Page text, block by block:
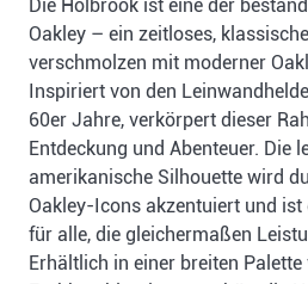
Die Holbrook ist eine der
Oakley – ein zeitloses,
verschmolzen mit moderner
Inspiriert von den
60er Jahre, verkörpert dieser
Entdeckung und Abenteuer. Die
amerikanische Silhouette wird
Oakley-Icons akzentuiert und ist
für alle, die gleichermaßen
Erhältlich in einer breiten Palette